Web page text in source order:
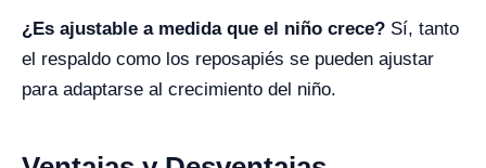
¿Es ajustable a medida que el niño crece? Sí, tanto
el respaldo como los reposapiés se pueden ajustar
para adaptarse al crecimiento del niño.